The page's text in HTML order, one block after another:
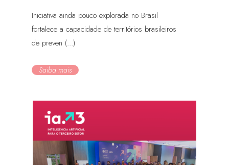
Iniciativa ainda pouco explorada no Brasil
fortalece a capacidade de territórios brasileiros
de preven (...)
Saiba mais